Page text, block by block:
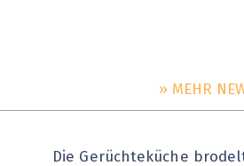
» MEHR
Die Gerüchteküche